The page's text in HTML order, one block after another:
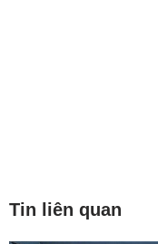
Tin liên quan